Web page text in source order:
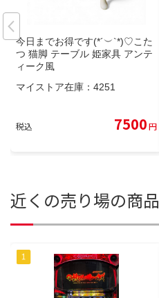
今日までお得です(*´︶`*)♡こた
つ 猫脚 テーブル 姫家具 アンテ
ィーク風
マイストア在庫： 4251
税込 7500円
近くの売り場の商品